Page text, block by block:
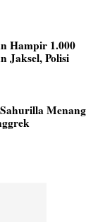
Hampir 1.000
Jaksel, Polisi
Menang